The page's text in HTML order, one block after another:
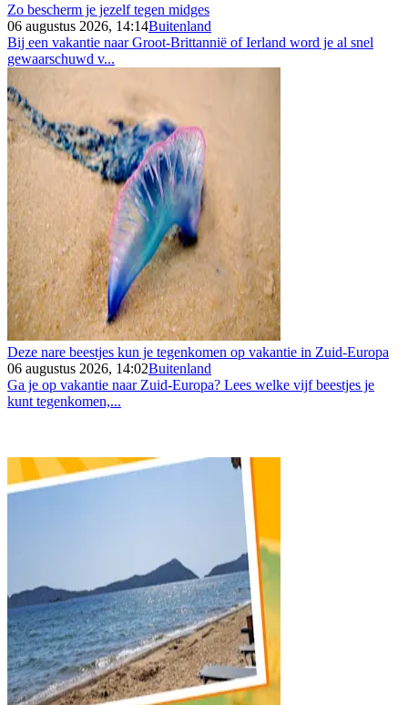
Zo bescherm je jezelf tegen midges
06 augustus 2026, 14:14Buitenland
Bij een vakantie naar Groot-Brittannië of Ierland word je al snel
gewaarschuwd v...
Deze nare beestjes kun je tegenkomen op vakantie in Zuid-Europa
06 augustus 2026, 14:02Buitenland
Ga je op vakantie naar Zuid-Europa? Lees welke vijf beestjes je
kunt tegenkomen,...